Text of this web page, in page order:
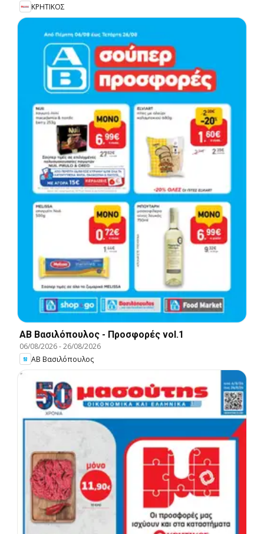
ΚΡΗΤΙΚΟΣ
ΑΒ Βασιλόπουλος - Προσφορές vol.1
06/08/2026-26/08/2026
ΑΒ Βασιλόπουλος